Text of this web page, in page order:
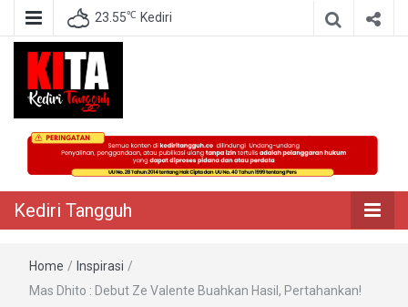
23.55℃ Kediri
Kediri Tangguh
Berita Akurat Terpercaya
Kediri Tangguh
Home / Inspirasi /
Mas Dhito : Debut Ze Valente Buahkan Hasil, Pertahankan!